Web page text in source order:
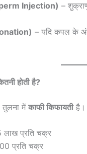
Injection) –
– यदि कपल के
होती है?
तुलना में काफी किफायतीहै।
प्रति चक्र
प्रति चक्र